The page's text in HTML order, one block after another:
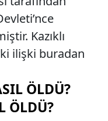
Kazıklı
ilişki buradan
ÖLDÜ?
ÖLDÜ?